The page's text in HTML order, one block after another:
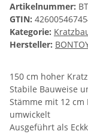
Artikelnummer:
GTIN:
Kategorie:
Hersteller:
150 cm hoher
Stabile Bauweise
Stämme mit 12
umwickelt
Ausgeführt als